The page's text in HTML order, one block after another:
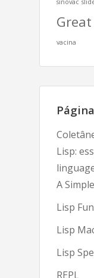
sinovac
vacina
Lisp:
A
Lisp
Lisp
Lisp
REPL